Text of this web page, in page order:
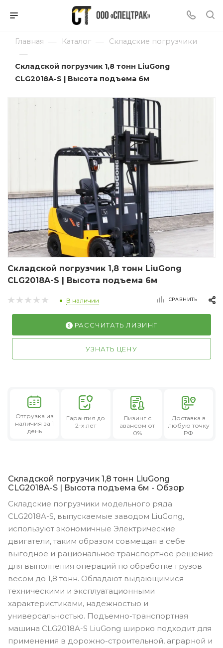
Главная — Каталог — Складские погрузчики
—
Складской погрузчик 1,8 тонн LiuGong
CLG2018A-S | Высота подъема 6м
Складской погрузчик 1,8 тонн LiuGong
CLG2018A-S | Высота подъема 6м
В наличии СРАВНИТЬ
РАССЧИТАТЬ ЛИЗИНГ
УЗНАТЬ ЦЕНУ
Отгрузка из
наличия за 1
день
Гарантия до
2-х лет
Лизингс
авансом от
0%
Доставка в
любую точку
РФ
Складской погрузчик 1,8 тонн LiuGong
CLG2018A-S | Высота подъема 6м - Обзор
Складские погрузчики модельного ряда
CLG2018A-S, выпускаемые заводом LiuGong,
используют экономичные Электрические
двигатели, таким образом совмещая в себе
выгодное и рациональное транспортное решение
для выполнения операций по обработке грузов
весом до 1,8 тонн. Обладают выдающимися
техническими и эксплуатационными
характеристиками, надежностью и
универсальностью. Подъемно-транспортная
машина CLG2018A-S LiuGong широко подходит для
применения в дорожно-строительной, аграрной и